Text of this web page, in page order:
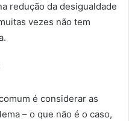
redução da desigualdade
vezes não tem
é considerar as
– o que não é o caso,